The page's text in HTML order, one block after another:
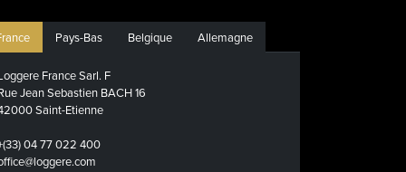
Pays-Bas Belgique Allemagne
France Sarl. F
Jean Sebastien BACH 16
Saint-Etienne
04 77 022 400